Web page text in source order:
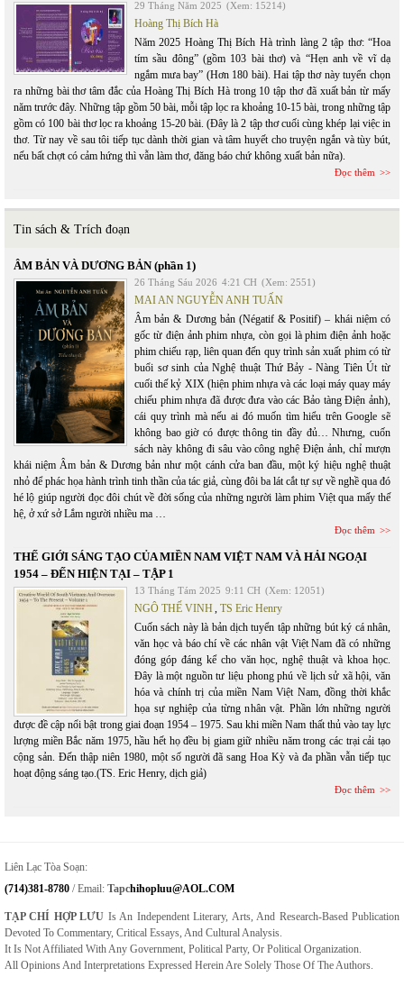
29 Tháng Năm 2025 (Xem: 15214)
Hoàng Thị Bích Hà
Năm 2025 Hoàng Thị Bích Hà trình làng 2 tập thơ: “Hoa
tím sầu đông” (gồm 103 bài thơ) và “Hẹn anh về vĩ dạ
ngắm mưa bay” (Hơn 180 bài). Hai tập thơ này tuyển chọn
ra những bài thơ tâm đắc của Hoàng Thị Bích Hà trong 10 tập thơ đã xuất bản từ mấy
năm trước đây. Những tập gồm 50 bài, mỗi tập lọc ra khoảng 10-15 bài, trong những tập
gồm có 100 bài thơ lọc ra khoảng 15-20 bài. (Đây là 2 tập thơ cuối cùng khép lại việc in
thơ. Từ nay về sau tôi tiếp tục dành thời gian và tâm huyết cho truyện ngắn và tùy bút,
nếu bất chợt có cảm hứng thì vẫn làm thơ, đăng báo chứ không xuất bản nữa).
Đọc thêm
Tin sách & Trích đoạn
ÂM BẢN VÀ DƯƠNG BẢN (phần 1)
26 Tháng Sáu 2026 4:21 CH (Xem: 2551)
MAI AN NGUYỄN ANH TUẤN
Âm bản & Dương bản (Négatif & Positif) – khái niệm có
gốc từ điện ảnh phim nhựa, còn gọi là phim điện ảnh hoặc
phim chiếu rạp, liên quan đến quy trình sản xuất phim có từ
buổi sơ sinh của Nghệ thuật Thứ Bảy - Nàng Tiên Út từ
cuối thế kỷ XIX (hiện phim nhựa và các loại máy quay máy
chiếu phim nhựa đã được đưa vào các Bảo tàng Điện ảnh),
cái quy trình mà nếu ai đó muốn tìm hiểu trên Google sẽ
không bao giờ có được thông tin đầy đủ… Nhưng, cuốn
sách này không đi sâu vào công nghệ Điện ảnh, chỉ mượn
khái niệm Âm bản & Dương bản như một cánh cửa ban đầu, một ký hiệu nghệ thuật
nhỏ để phác họa hành trình tinh thần của tác giả, cùng đôi ba lát cắt tự sự về nghề qua đó
hé lộ giúp người đọc đôi chút về đời sống của những người làm phim Việt qua mấy thế
hệ, ở xứ sở Lắm người nhiều ma …
Đọc thêm
THẾ GIỚI SÁNG TẠO CỦA MIỀN NAM VIỆT NAM VÀ HẢI NGOẠI
1954 – ĐẾN HIỆN TẠI – TẬP 1
13 Tháng Tám 2025 9:11 CH (Xem: 12051)
NGÔ THẾ VINH, TS Eric Henry
Cuốn sách này là bản dịch tuyển tập những bút ký cá nhân,
văn học và báo chí về các nhân vật Việt Nam đã có những
đóng góp đáng kể cho văn học, nghệ thuật và khoa học.
Đây là một nguồn tư liệu phong phú về lịch sử xã hội, văn
hóa và chính trị của miền Nam Việt Nam, đồng thời khắc
họa sự nghiệp của từng nhân vật. Phần lớn những người
được đề cập nổi bật trong giai đoạn 1954 – 1975. Sau khi miền Nam thất thủ vào tay lực
lượng miền Bắc năm 1975, hầu hết họ đều bị giam giữ nhiều năm trong các trại cải tạo
cộng sản. Đến thập niên 1980, một số người đã sang Hoa Kỳ và đa phần vẫn tiếp tục
hoạt động sáng tạo.(TS. Eric Henry, dịch giả)
Đọc thêm
Liên Lạc Tòa Soạn:
(714)381-8780 / Email: TapcHihopluu@AOL.COM
TẠP CHÍ HỢP LƯU Is An Independent Literary, Arts, And Research-Based Publication
Devoted To Commentary, Critical Essays, And Cultural Analysis.
It Is Not Affiliated With Any Government, Political Party, Or Political Organization.
All Opinions And Interpretations Expressed Herein Are Solely Those Of The Authors.